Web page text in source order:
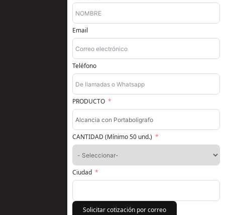
Email
Teléfono
PRODUCTO
CANTIDAD (Mínimo 50 und.)
Ciudad
Solicitar cotización por correo